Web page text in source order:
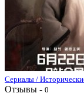
Сериалы /
Отзывы - 0